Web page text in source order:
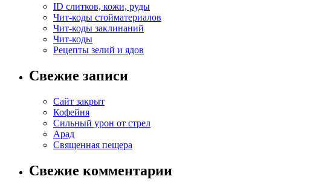
ID слитков, кожи, руды
Чит-коды стойматериалов
Чит-коды заклинаний
Чит-коды
Рецепты зелий и ядов
Свежие записи
Сайт закрыт
Кофейня
Cильный урон от стрел
Арад
Священная пещера
Свежие комментарии